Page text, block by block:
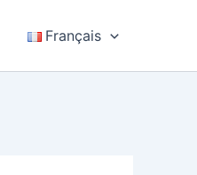
Français